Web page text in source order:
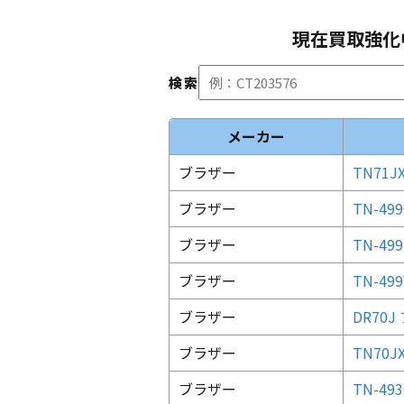
現在買取強
検索
メーカー
ブラザー
ブラザー
TN-
ブラザー
TN-
ブラザー
TN-
ブラザー
DR70J
ブラザー
ブラザー
TN-